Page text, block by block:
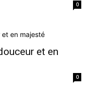
0
et en
0